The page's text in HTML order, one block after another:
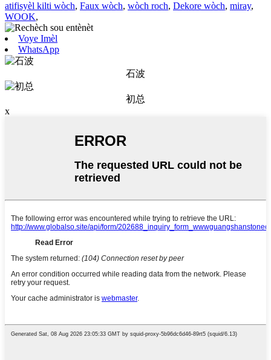
atifisyèl kilti wòch, Faux wòch, wòch roch, Dekore wòch, miray,
WOOK,
Voye Imèl
WhatsApp
石波
初总
x